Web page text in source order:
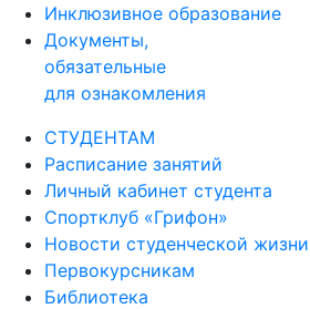
Инклюзивное образование
Документы,
обязательные
для ознакомления
СТУДЕНТАМ
Расписание занятий
Личный кабинет студента
Спортклуб «Грифон»
Новости студенческой жизни
Первокурсникам
Библиотека